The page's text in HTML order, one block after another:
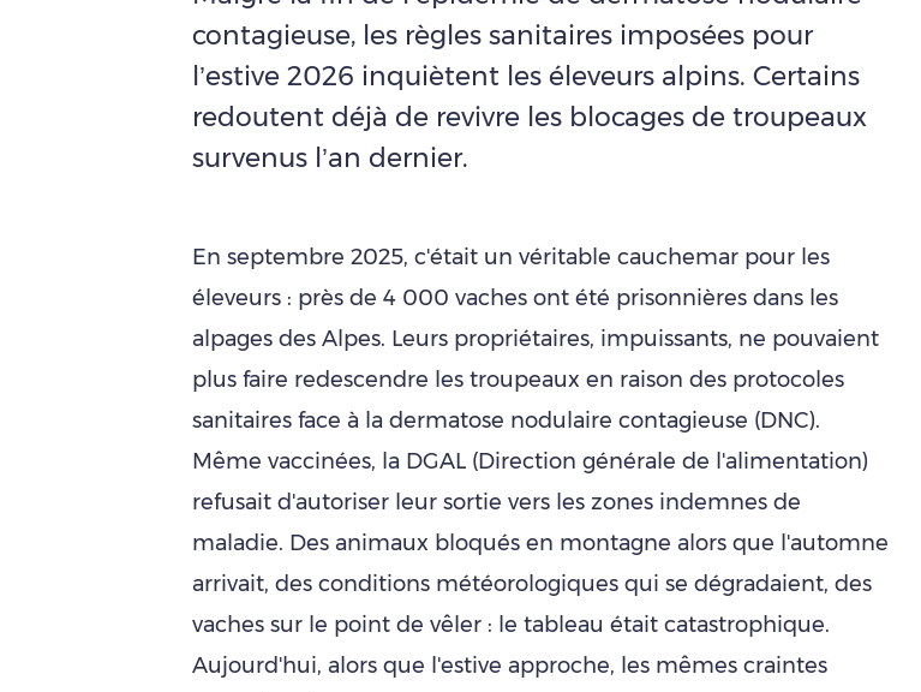
contagieuse, les règles sanitaires imposées pour
l’estive 2026 inquiètent les éleveurs alpins. Certains
redoutent déjà de revivre les blocages de troupeaux
survenus l’an dernier.
En septembre 2025, c'était un véritable cauchemar pour les
éleveurs : près de 4 000 vaches ont été prisonnières dans les
alpages des Alpes. Leurs propriétaires, impuissants, ne pouvaient
plus faire redescendre les troupeaux en raison des protocoles
sanitaires face à la dermatose nodulaire contagieuse (DNC).
Même vaccinées, la DGAL (Direction générale de l'alimentation)
refusait d'autoriser leur sortie vers les zones indemnes de
maladie. Des animaux bloqués en montagne alors que l'automne
arrivait, des conditions météorologiques qui se dégradaient, des
vaches sur le point de vêler : le tableau était catastrophique.
Aujourd'hui, alors que l'estive approche, les mêmes craintes